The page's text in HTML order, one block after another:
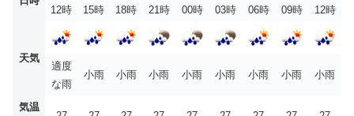
12時
15時
18時
21時
00時
03時
06時
09時
12時
天気
適度
な雨
小雨 小雨 小雨 小雨 小雨 小雨 小雨 小雨
気温